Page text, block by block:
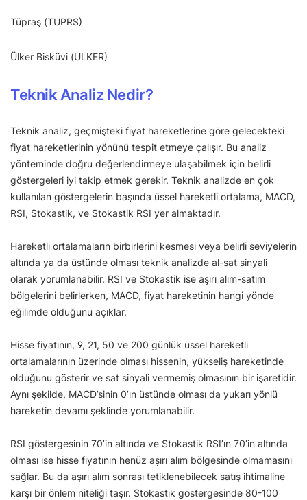
Tüpraş (TUPRS)
Ülker Bisküvi (ULKER)
Teknik Analiz Nedir?
Teknik analiz, geçmişteki fiyat hareketlerine göre gelecekteki
fiyat hareketlerinin yönünü tespit etmeye çalışır. Bu analiz
yönteminde doğru değerlendirmeye ulaşabilmek için belirli
göstergeleri iyi takip etmek gerekir. Teknik analizde en çok
kullanılan göstergelerin başında üssel hareketli ortalama, MACD,
RSI, Stokastik, ve Stokastik RSI yer almaktadır.
Hareketli ortalamaların birbirlerini kesmesi veya belirli seviyelerin
altında ya da üstünde olması teknik analizde al-sat sinyali
olarak yorumlanabilir. RSI ve Stokastik ise aşırı alım-satım
bölgelerini belirlerken, MACD, fiyat hareketinin hangi yönde
eğilimde olduğunu açıklar.
Hisse fiyatının, 9, 21, 50 ve 200 günlük üssel hareketli
ortalamalarının üzerinde olması hissenin, yükseliş hareketinde
olduğunu gösterir ve sat sinyali vermemiş olmasının bir işaretidir.
Aynı şekilde, MACD’sinin 0’ın üstünde olması da yukarı yönlü
hareketin devamı şeklinde yorumlanabilir.
RSI göstergesinin 70’in altında ve Stokastik RSI’ın 70’in altında
olması ise hisse fiyatının henüz aşırı alım bölgesinde olmamasını
sağlar. Bu da aşırı alım sonrası tetiklenebilecek satış ihtimaline
karşı bir önlem niteliği taşır. Stokastik göstergesinde 80-100